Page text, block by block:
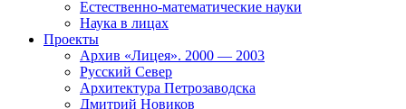
Естественно-математические науки
Наука в лицах
Проекты
Архив «Лицея». 2000 — 2003
Русский Север
Архитектура Петрозаводска
Дмитрий Новиков